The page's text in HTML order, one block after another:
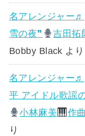
名アレンジャー♬
雪の夜❞
吉田拓
Bobby Black より
名アレンジャー♬
平 アイドル歌謡
小林麻美
作
り